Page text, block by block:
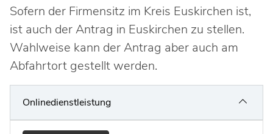
Sofern der Firmensitz im Kreis Euskirchen ist,
ist auch der Antrag in Euskirchen zu stellen.
Wahlweise kann der Antrag aber auch am
Abfahrtort gestellt werden.
Onlinedienstleistung